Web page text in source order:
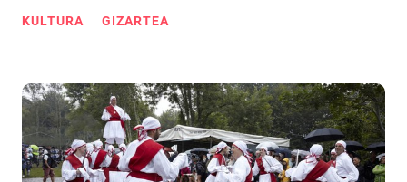
KULTURA GIZARTEA